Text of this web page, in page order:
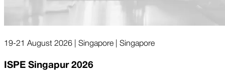
19-21 August 2026 | Singapore | Singapore
ISPE Singapur 2026